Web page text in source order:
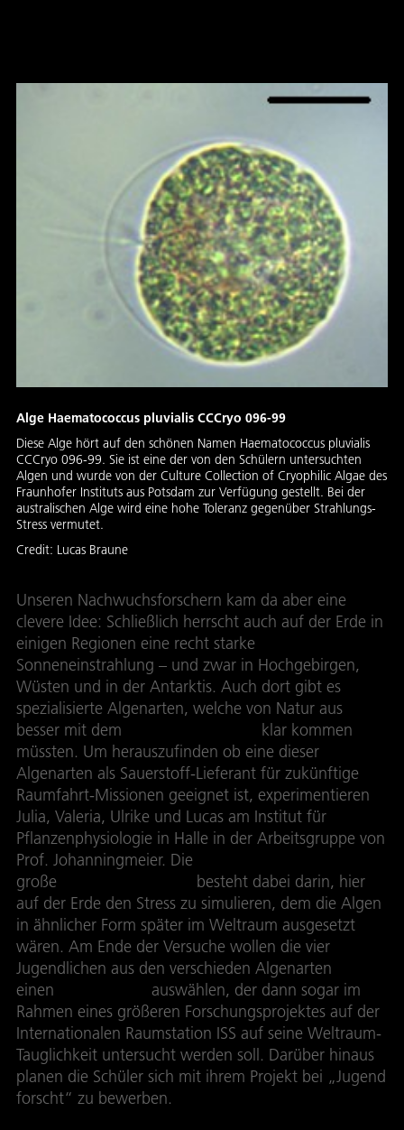
Alge Haematococcus pluvialis CCCryo 096-99
Diese Alge hört auf den schönen Namen Haematococcus pluvialis
CCCryo 096-99. Sie ist eine der von den Schülern untersuchten
Algen und wurde von der Culture Collection of Cryophilic Algae des
Fraunhofer Instituts aus Potsdam zur Verfügung gestellt. Bei der
australischen Alge wird eine hohe Toleranz gegenüber Strahlungs-
Stress vermutet.
Credit: Lucas Braune
Unseren Nachwuchsforschern kam da aber eine
clevere Idee: Schließlich herrscht auch auf der Erde in
einigen Regionen eine recht starke
Sonneneinstrahlung – und zwar in Hochgebirgen,
Wüsten und in der Antarktis. Auch dort gibt es
spezialisierte Algenarten, welche von Natur aus
besser mit dem
klar kommen
müssten. Um herauszufinden ob eine dieser
Algenarten als Sauerstoff-Lieferant für zukünftige
Raumfahrt-Missionen geeignet ist, experimentieren
Julia, Valeria, Ulrike und Lucas am Institut für
Pflanzenphysiologie in Halle in der Arbeitsgruppe von
Prof. Johanningmeier. Die
große
besteht dabei darin, hier
auf der Erde den Stress zu simulieren, dem die Algen
in ähnlicher Form später im Weltraum ausgesetzt
wären. Am Ende der Versuche wollen die vier
Jugendlichen aus den verschieden Algenarten
einen
auswählen, der dann sogar im
Rahmen eines größeren Forschungsprojektes auf der
Internationalen Raumstation ISS auf seine Weltraum-
Tauglichkeit untersucht werden soll. Darüber hinaus
planen die Schüler sich mit ihrem Projekt bei „Jugend
forscht“ zu bewerben.